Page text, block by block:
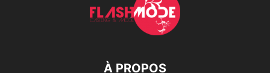
À PROPOS